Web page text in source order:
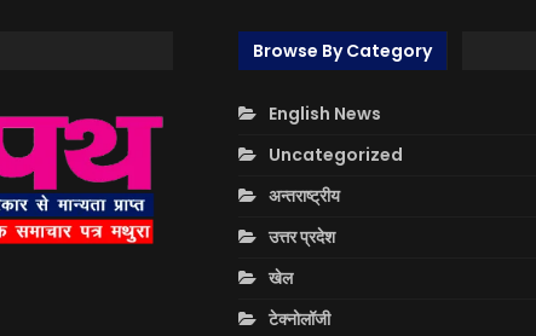
Browse By Category
English News
Uncategorized
अन्तराष्ट्रीय
उत्तर प्रदेश
खेल
टेक्नोलॉजी